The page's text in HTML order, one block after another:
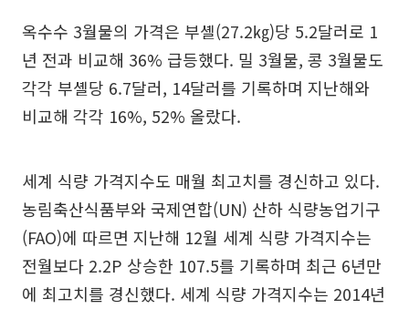
옥수수 3월물의 가격은 부셸(27.2㎏)당 5.2달러로 1
년 전과 비교해 36% 급등했다. 밀 3월물, 콩 3월물도
각각 부셸당 6.7달러, 14달러를 기록하며 지난해와
비교해 각각 16%, 52% 올랐다.
세계 식량 가격지수도 매월 최고치를 경신하고 있다.
농림축산식품부와 국제연합(UN) 산하 식량농업기구
(FAO)에 따르면 지난해 12월 세계 식량 가격지수는
전월보다 2.2P 상승한 107.5를 기록하며 최근 6년만
에 최고치를 경신했다. 세계 식량 가격지수는 2014년